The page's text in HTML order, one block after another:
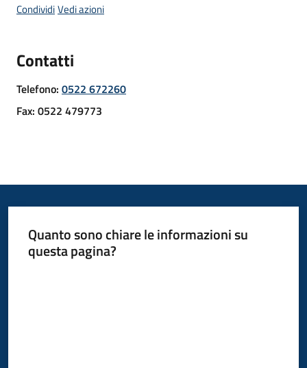
Sant'Ilario
Prenota
p
CondividiVedi azioni
Contatti
Telefono: 0522 672260
Fax: 0522 479773
Quanto sono chiare le informazioni su
questa pagina?